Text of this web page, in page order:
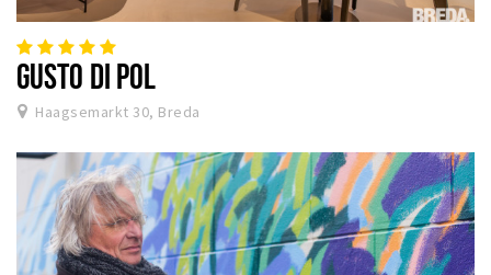
GUSTO DI POL
Haagsemarkt 30, Breda